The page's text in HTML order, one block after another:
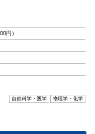
円）
自然科学・医学 物理学・化学